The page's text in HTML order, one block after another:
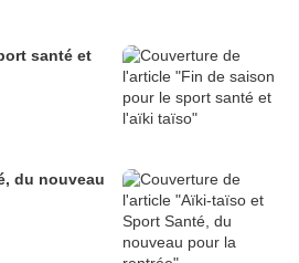
santé et
du nouveau